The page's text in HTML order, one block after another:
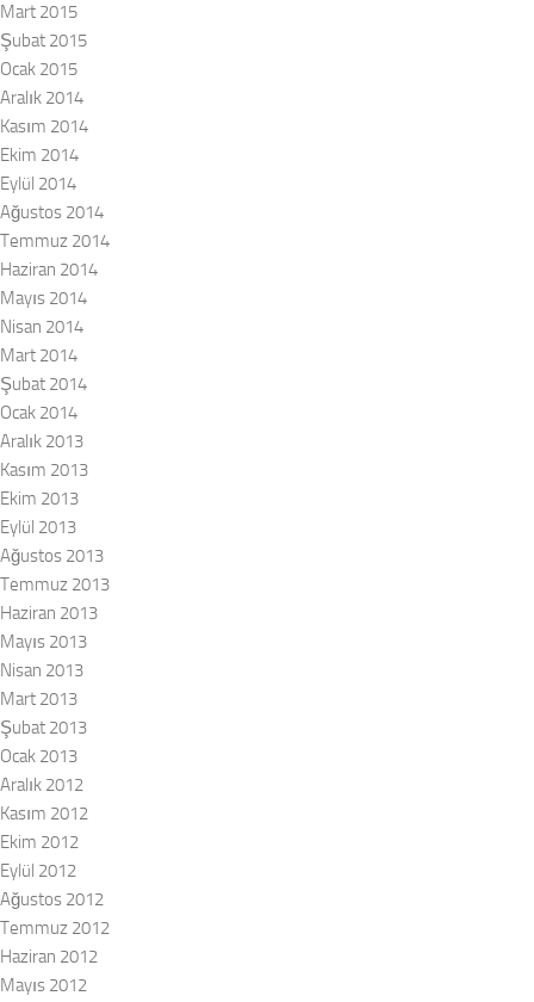
Mart 2015
Şubat 2015
Ocak 2015
Aralık 2014
Kasım 2014
Ekim 2014
Eylül 2014
Ağustos 2014
Temmuz 2014
Haziran 2014
Mayıs 2014
Nisan 2014
Mart 2014
Şubat 2014
Ocak 2014
Aralık 2013
Kasım 2013
Ekim 2013
Eylül 2013
Ağustos 2013
Temmuz 2013
Haziran 2013
Mayıs 2013
Nisan 2013
Mart 2013
Şubat 2013
Ocak 2013
Aralık 2012
Kasım 2012
Ekim 2012
Eylül 2012
Ağustos 2012
Temmuz 2012
Haziran 2012
Mayıs 2012